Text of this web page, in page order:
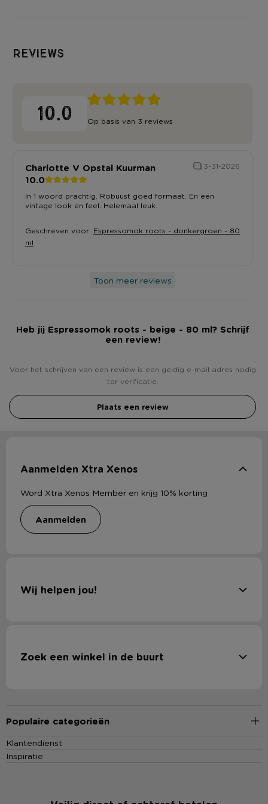
Reviews
10.0 Op basis van 3 reviews
Charlotte V Opstal Kuurman 3-31-2026
10.0
In 1 woord prachtig. Robuust goed formaat. En een
vintage look en feel. Helemaal leuk.
Geschreven voor: Espressomok roots - donkergroen - 80
ml
Toon meer reviews
Heb jij Espressomok roots - beige - 80 ml? Schrijf
een review!
Voor het schrijven van een review is een geldig e-mail adres nodig
ter verificatie.
Plaats een review
Aanmelden Xtra Xenos
Word Xtra Xenos Member en krijg 10% korting
aanmelden
Wij helpen jou!
Zoek een winkel in de buurt
Populaire categorieën
Klantendienst
Inspiratie